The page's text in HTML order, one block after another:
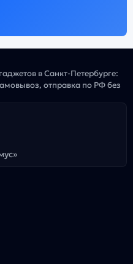
в Санкт-Петербурге:
отправка по РФ без